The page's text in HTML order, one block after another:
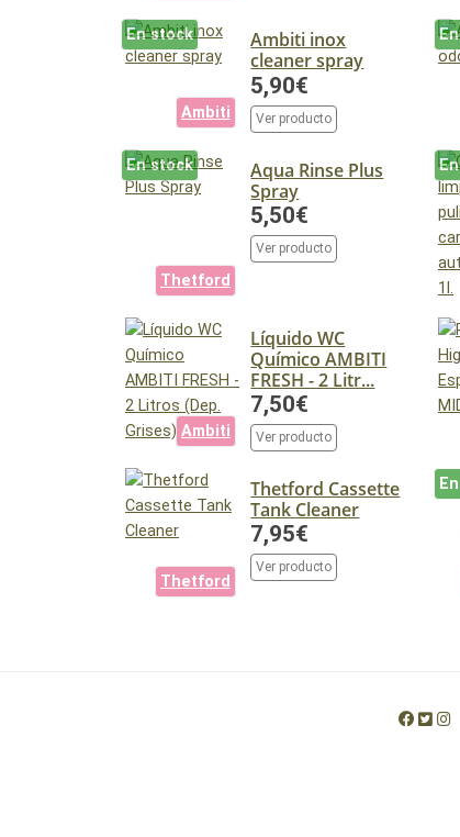
En stock
Ambiti
Ambiti inox
cleaner spray
5,90€
Ver producto
En stock
Thetford
Aqua Rinse Plus
Spray
5,50€
Ver producto
Ambiti
Líquido WC
Químico AMBITI
FRESH - 2 Litr...
7,50€
Ver producto
Thetford
Thetford Cassette
Tank Cleaner
7,95€
Ver producto